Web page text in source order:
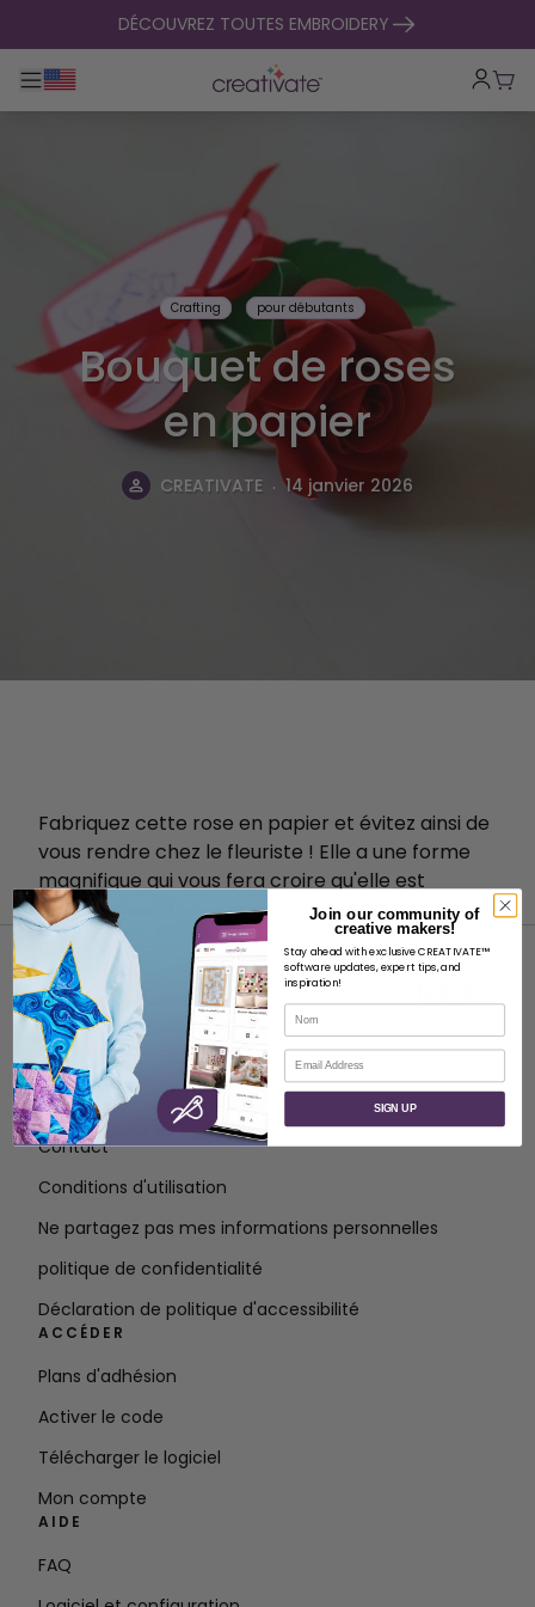
passer au contenuDÉCOUVREZ TOUTES EMBROIDERY
Basculer la navigation principale
Crafting pour débutants
Bouquet de roses
en papier
CREATIVATE . 14 janvier 2026
Fabriquez cette rose en papier et évitez ainsi de
vous rendre chez le fleuriste ! Elle a une forme
magnifique qui vous fera croire qu'elle est
presque réelle !
À PROPOS
À propos de SVP Worldwide
Contact
Conditions d'utilisation
Ne partagez pas mes informations personnelles
politique de confidentialité
Déclaration de politique d'accessibilité
ACCÉDER
Plans d'adhésion
Activer le code
Télécharger le logiciel
Mon compte
AIDE
FAQ
Join our community of
creative makers!
Stay ahead with exclusive CREATIVATE™
software updates, expert tips, and
inspiration!
Nom
Courriel
SIGN UP